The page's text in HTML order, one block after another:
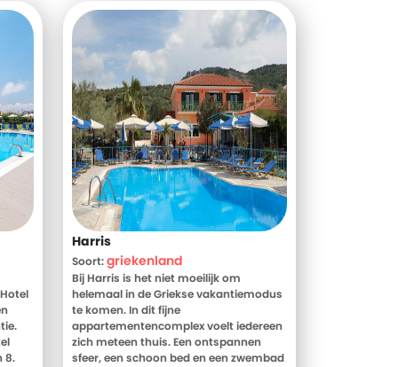
8.
Harris
Soort:griekenland
Bij Harris is het niet moeilijk om
helemaal in de Griekse vakantiemodus
te komen. In dit fijne
appartementencomplex voelt iedereen
zich meteen thuis. Een ontspannen
sfeer, een schoon bed en een zwembad